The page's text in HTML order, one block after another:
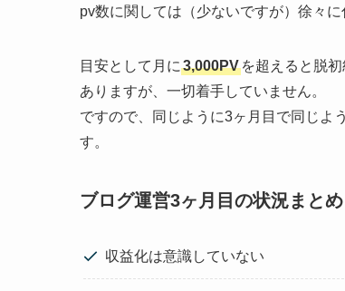
pv数に関しては（少ないですが）徐々に
目安として月に 3,000PV を超えると脱
ありますが、一切着手していません。
ですので、同じように3ヶ月目で同じよ
す。
ブログ運営3ヶ月目の状況まとめ
収益化は意識していない